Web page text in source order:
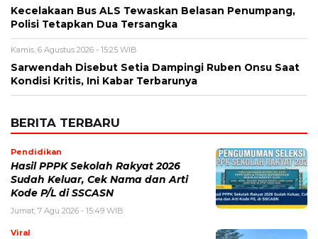
Kecelakaan Bus ALS Tewaskan Belasan Penumpang,
Polisi Tetapkan Dua Tersangka
Kamis, 6 Agustus 2026 - 15:25 WIB
Sarwendah Disebut Setia Dampingi Ruben Onsu Saat
Kondisi Kritis, Ini Kabar Terbarunya
BERITA TERBARU
Pendidikan
Hasil PPPK Sekolah Rakyat 2026
Sudah Keluar, Cek Nama dan Arti
Kode P/L di SSCASN
Jumat, 7 Agu 2026 - 15:49 WIB
Viral